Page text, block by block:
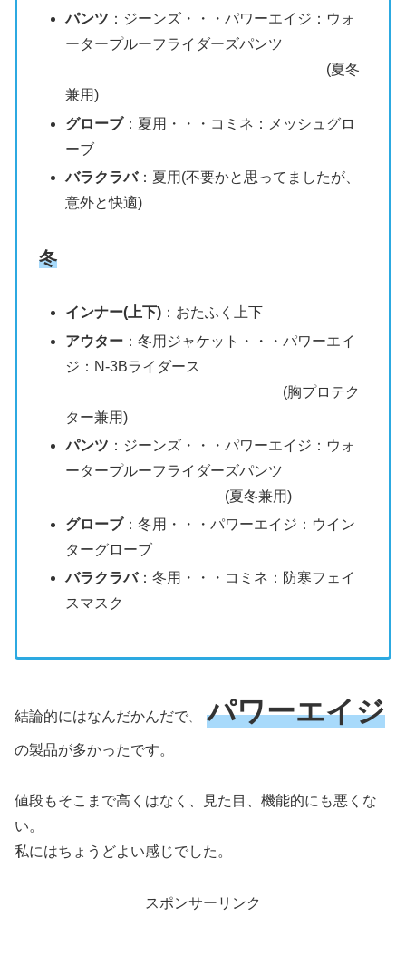
パンツ ：ジーンズ・・・パワーエイジ：ウォ
ータープルーフライダーズパンツ
(夏冬
兼用)
グローブ：夏用・・・コミネ：メッシュグロ
ーブ
バラクラバ：夏用(不要かと思ってましたが、
意外と快適)
冬
インナー(上下) ：おたふく上下
アウター ：冬用ジャケット・・・パワーエイ
ジ：N-3Bライダース
(胸プロテク
ター兼用)
パンツ ：ジーンズ・・・パワーエイジ：ウォ
ータープルーフライダーズパンツ
(夏冬兼用)
グローブ：冬用・・・パワーエイジ：ウイン
ターグローブ
バラクラバ：冬用・・・コミネ：防寒フェイ
スマスク
結論的にはなんだかんだで パワーエイジ
の製品が多かったです。
値段もそこまで高くはなく、見た目、機能的にも悪くな
い。
私にはちょうどよい感じでした。
スポンサーリンク